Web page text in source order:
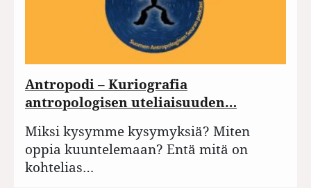
Antropodi – Kuriografia
antropologisen uteliaisuuden…
Miksi kysymme kysymyksiä? Miten
oppia kuuntelemaan? Entä mitä on
kohtelias…